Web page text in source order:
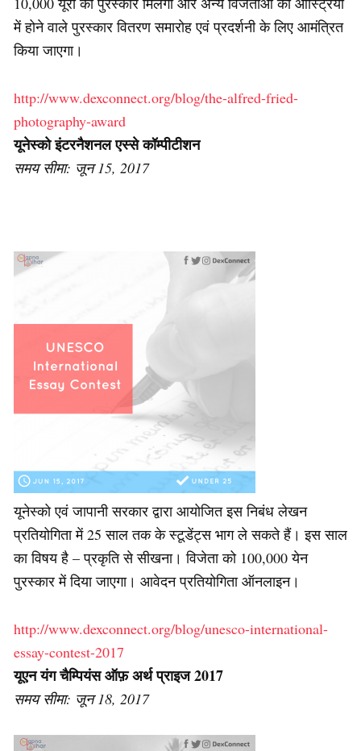
में होने वाले पुरस्कार वितरण समारोह एवं प्रदर्शनी के लिए आमंत्रित
किया जाएगा।
http://www.dexconnect.org/blog/the-alfred-fried-
photography-award
यूनेस्को इंटरनैशनल एस्से कॉम्पीटीशन
समय सीमा: जून 15, 2017
यूनेस्को एवं जापानी सरकार द्वारा आयोजित इस निबंध लेखन
प्रतियोगिता में 25 साल तक के स्टूडेंट्स भाग ले सकते हैं। इस साल
का विषय है – प्रकृति से सीखना। विजेता को 100,000 येन
पुरस्कार में दिया जाएगा। आवेदन प्रतियोगिता ऑनलाइन।
http://www.dexconnect.org/blog/unesco-international-
essay-contest-2017
यूएन यंग चैम्पियंस ऑफ़ अर्थ प्राइज 2017
समय सीमा: जून 18, 2017